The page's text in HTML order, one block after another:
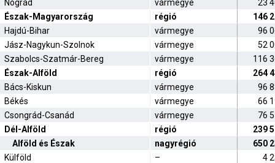
Nógrád
vármegye
23
Észak-Magyarország
régió
146
Hajdú-Bihar
vármegye
96
Jász-Nagykun-Szolnok
vármegye
52
Szabolcs-Szatmár-Bereg
vármegye
116
Észak-Alföld
régió
264
Bács-Kiskun
vármegye
96
Békés
vármegye
66
Csongrád-Csanád
vármegye
76
Dél-Alföld
régió
239
Alföld és Észak
nagyrégió
650
Külföld
–
4